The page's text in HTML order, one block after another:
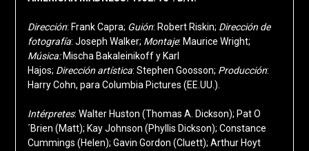
Dirección: Frank Capra; Guión: Robert Riskin; Dirección de
fotografía: Joseph Walker; Montaje: Maurice Wright;
Música: Mischa Bakaleinikoff y Karl
Hajos; Dirección artística: Stephen Goosson; Producción:
Harry Cohn, para Columbia Pictures (EE.UU.).
Intérpretes: Walter Huston (Thomas A. Dickson); Pat O
´Brien (Matt); Kay Johnson (Phyllis Dickson); Constance
Cummings (Helen); Gavin Gordon (Cluett); Arthur Hoyt